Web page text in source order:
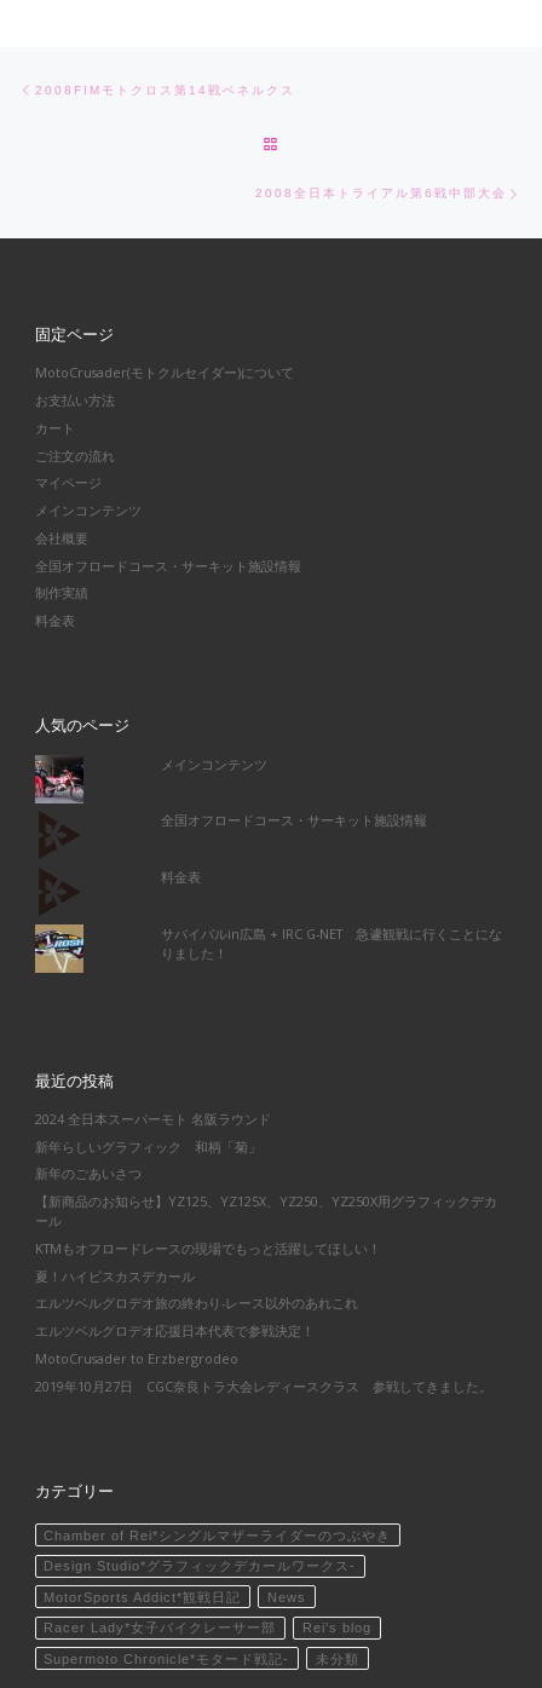
Post navigation
2008FIMモトクロス第14戦ベネルクス
2008全日本トライアル第6戦中部大会
固定ページ
MotoCrusader(モトクルセイダー)について
お支払い方法
カート
ご注文の流れ
マイページ
メインコンテンツ
会社概要
全国オフロードコース・サーキット施設情報
制作実績
料金表
人気のページ
メインコンテンツ
全国オフロードコース・サーキット施設情報
料金表
サバイバルin広島 + IRC G-NET 急遽観戦に行くことにな
りました！
最近の投稿
2024 全日本スーパーモト 名阪ラウンド
新年らしいグラフィック 和柄「菊」
新年のごあいさつ
【新商品のお知らせ】YZ125、YZ125X、YZ250、YZ250X用グラフィックデカ
ール
KTMもオフロードレースの現場でもっと活躍してほしい！
夏！ハイビスカスデカール
エルツベルグロデオ旅の終わり-レース以外のあれこれ
エルツベルグロデオ応援日本代表で参戦決定！
MotoCrusader to Erzbergrodeo
2019年10月27日 CGC奈良トラ大会レディースクラス 参戦してきました。
カテゴリー
Chamber of Rei*シングルマザーライダーのつぶやき
Design Studio*グラフィックデカールワークス-
MotorSports Addict*観戦日記 News
Racer Lady*女子バイクレーサー部 Rei's blog
Supermoto Chronicle*モタード戦記- 未分類